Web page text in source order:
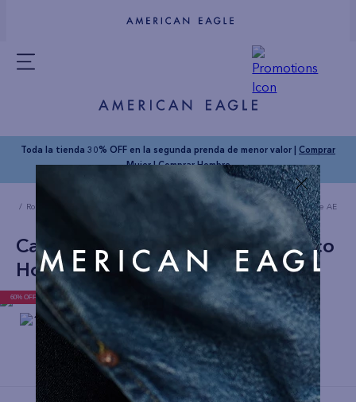
Toda la tienda 30% OFF en la segunda prenda de menor valor | Comprar
Mujer|Comprar Hombre
Ropa Hombre Camiseta Manga Corta con Gráfico Hombre AE
Camiseta Manga Corta con Gráfico
Hombre AE
60% OFF